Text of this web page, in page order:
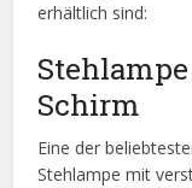
erhältlich sind:
Schirm
Eine der
Stehlampe mit